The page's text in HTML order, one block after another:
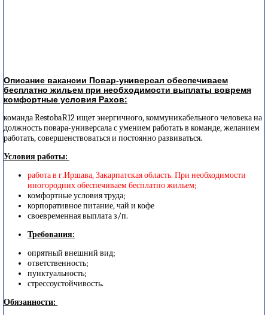
Описание вакансии Повар-универсал обеспечиваем
бесплатно жильем при необходимости выплаты вовремя
комфортные условия Рахов:
команда RestobaR12 ищет энергичного, коммуникабельного человека на
должность повара-универсала с умением работать в команде, желанием
работать, совершенствоваться и постоянно развиваться.
Условия работы:
работа в г.Иршава, Закарпатская область. При необходимости
иногородних обеспечиваем бесплатно жильем;
комфортные условия труда;
корпоративное питание, чай и кофе
своевременная выплата з/п.
Требования:
опрятный внешний вид;
ответственность;
пунктуальность;
стрессоустойчивость.
Обязанности: